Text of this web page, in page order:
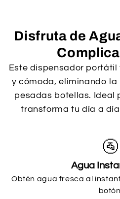
Disfruta de
Este dispensador
y cómoda, eliminando
pesadas botellas. Ideal
transforma tu día a
🚰
Agua
Obtén agua fresca al
botón.